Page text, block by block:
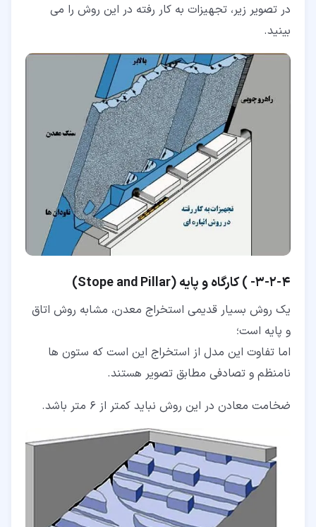
در تصویر زیر، تجهیزات به کار رفته در این روش را می
بینید.
۴‏-‏۲‏-‏۳‏- ) کارگاه و پایه (Stope and Pillar)
یک روش بسیار قدیمی استخراج معدن، مشابه روش اتاق
و پایه است؛
اما تفاوت این مدل از استخراج این است که ستون ها
نامنظم و تصادفی مطابق تصویر هستند.
ضخامت معادن در این روش نباید کمتر از 6 متر باشد.